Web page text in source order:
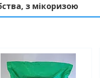
з мікоризою